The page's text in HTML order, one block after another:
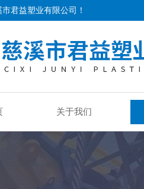
君益塑业有限公司！
关于我们